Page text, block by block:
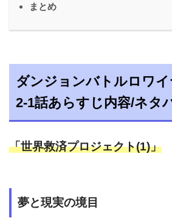
まとめ
ダンジョンバトルロワ
2-1話あらすじ内容/ネタ
「世界救済プロジェクト(1)」
夢と現実の境目